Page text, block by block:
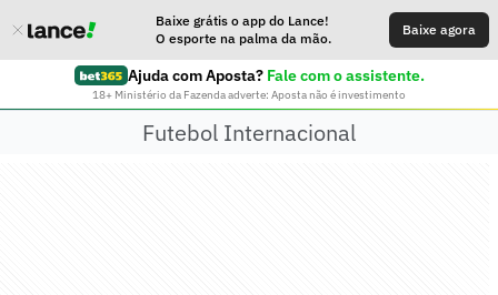
Baixe grátis o app do Lance!
O esporte na palma da mão.
Baixe agora
Ajuda com Aposta? Fale com o assistente.
18+ Ministério da Fazenda adverte: Aposta não é investimento
Futebol Internacional